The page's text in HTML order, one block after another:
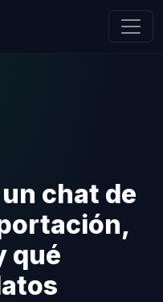
chat de
qué